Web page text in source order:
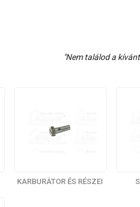
"Nem találod a
KARBURÁTOR ÉS RÉSZEI